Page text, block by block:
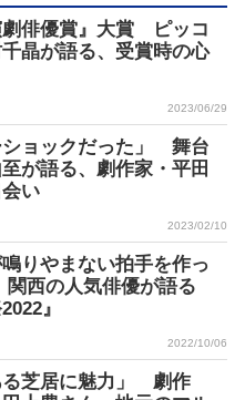
劇俳優賞』大賞 ピッコ
晶が語る、受賞時の心
2023/06/29
ショックだった」 舞台
が語る、劇作家・平田
い
2023/02/10
鳴りやまない拍手を作っ
西の人気俳優が語る
』
2022/10/06
る芝居に魅力」 劇作